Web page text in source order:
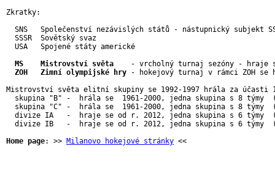
Zkratky:
SNS   Společenství nezávislých států - nástupnický subjekt
  SSSR  Sovětský svaz
  USA   Spojené státy americké
MS    Mistrovství světa
- vrcholný turnaj sezóny - hraje
ZOH   Zimní olympijské hry - hokejový turnaj v rámci ZOH
Mistrovství světa elitní skupiny se 1992-1997 hrála za účasti
skupina "B" -  hrála se  1961-2000, jedna skupina s 8 týmy
skupina "C" -  hrála se  1961-2000, jedna skupina s 8 týmy
divize IA   -  hraje se od r. 2012, jedna skupina s 6 týmy
divize IB   -  hraje se od r. 2012, jedna skupina s 6 týmy
Home page: >> Milanovo hokejové stránky